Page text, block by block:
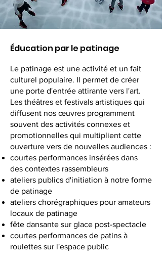
Éducation par le patinage
Le patinage est une activité et un fait
culturel populaire. Il permet de créer
une porte d'entrée attirante vers l'art.
Les théâtres et festivals artistiques qui
diffusent nos œuvres programment
souvent des activités connexes et
promotionnelles qui multiplient cette
ouverture vers de nouvelles audiences :
courtes performances insérées dans
des contextes rassembleurs
ateliers publics d'initiation à notre forme
de patinage
ateliers chorégraphiques pour amateurs
locaux de patinage
fête dansante sur glace post-spectacle
courtes performances de patins à
roulettes sur l'espace public